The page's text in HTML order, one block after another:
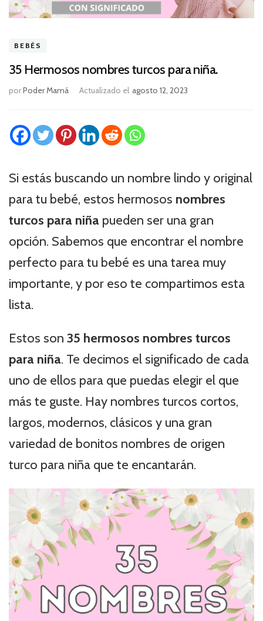
BEBÉS
35 Hermosos nombres turcos para niña.
porPoder Mamá Actualizado el agosto 12, 2023
Si estás buscando un nombre lindo y original
para tu bebé, estos hermosos nombres
turcos para niña pueden ser una gran
opción. Sabemos que encontrar el nombre
perfecto para tu bebé es una tarea muy
importante, y por eso te compartimos esta
lista.
Estos son 35 hermosos nombres turcos
para niña. Te decimos el significado de cada
uno de ellos para que puedas elegir el que
más te guste. Hay nombres turcos cortos,
largos, modernos, clásicos y una gran
variedad de bonitos nombres de origen
turco para niña que te encantarán.